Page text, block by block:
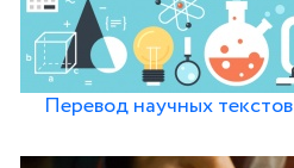
Перевод научных текстов